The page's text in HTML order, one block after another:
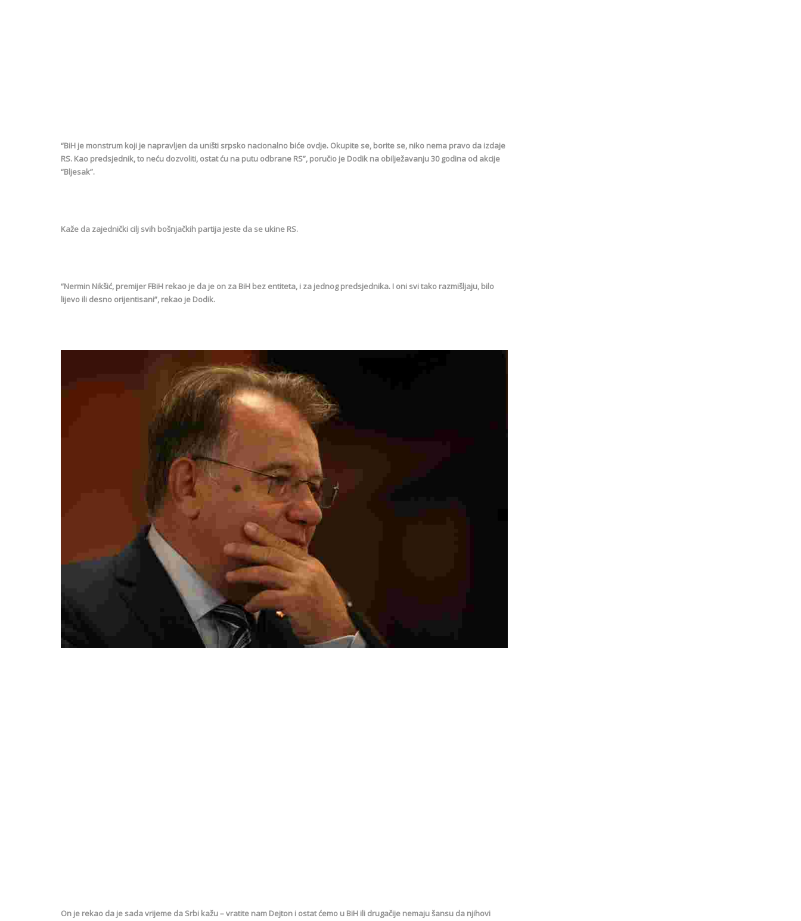
“BiH je monstrum koji je napravljen da uništi srpsko nacionalno biće ovdje. Okupite se, borite se, niko nema pravo da izdaje
RS. Kao predsjednik, to neću dozvoliti, ostat ću na putu odbrane RS”, poručio je Dodik na obilježavanju 30 godina od akcije
“Bljesak”.
Kaže da zajednički cilj svih bošnjačkih partija jeste da se ukine RS.
“Nermin Nikšić, premijer FBiH rekao je da je on za BiH bez entiteta, i za jednog predsjednika. I oni svi tako razmišljaju, bilo
lijevo ili desno orijentisani”, rekao je Dodik.
On je rekao da je sada vrijeme da Srbi kažu – vratite nam Dejton i ostat ćemo u BiH ili drugačije nemaju šansu da njihovi